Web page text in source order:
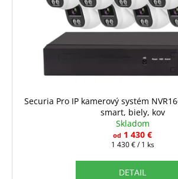
Securia Pro IP kamerový systém
smart, biely, kov
Skladom
od 1 430 €
Jednotková
1 430 € / 1 ks
DETAIL